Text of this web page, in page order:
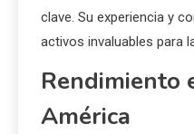
clave. Su experiencia y
activos invaluables para
Rendimiento
América